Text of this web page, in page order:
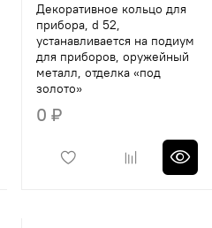
Декоративное кольцо для
прибора, d 52,
устанавливается на подиум
для приборов, оружейный
металл, отделка «под
золото»
0 ₽